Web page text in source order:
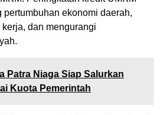
ekonomi daerah,
dan mengurangi
Patra Niaga Siap Salurkan
Kuota Pemerintah